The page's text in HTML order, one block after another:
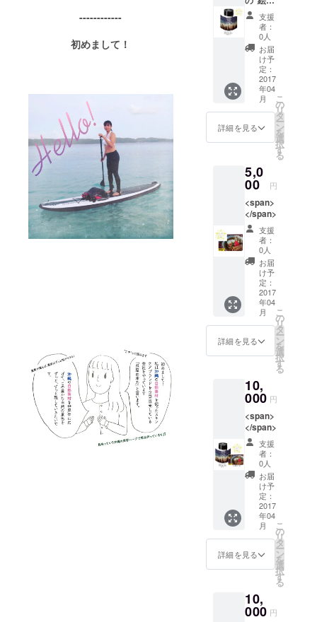
------------
初めまして！
ロジェ
クトの
近況報
告、
ウィズ
アウト
スキン
ケアで
使用で
きるオ
ンライ
500円つ
きで
す。
がき”感
謝状＆
メール
での近
況報告
★「サ
ンゴに
優しい
日焼け
止め」
完成品
"SAVE
THE
"サンゴ
の産卵
パッ
ケー
ジ タ
ンブ
ラー
300ml
〜 ＜オ
ンライ
ンクー
ポン
コード
1000円
＞ HPに
お名前
支援
者：
0人
お届
け予
定：
2017
年04
月
詳細を見る
こ
の
リ
タ
ー
ン
を
選
択
す
る
5,0
00 円
<span>
</span>
支援
者：
0人
お届
け予
定：
2017
年04
月
詳細を見る
こ
の
リ
タ
ー
ン
を
選
択
す
る
10,
000 円
<span>
</span>
支援
者：
0人
お届
け予
定：
2017
年04
月
詳細を見る
こ
の
リ
タ
ー
ン
を
選
択
す
る
10,
000 円